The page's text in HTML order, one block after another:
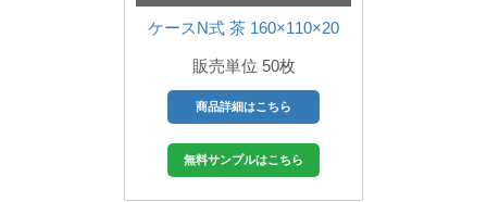
ケースN式 茶 160×110×20
販売単位 50枚
商品詳細はこちら
無料サンプルはこちら